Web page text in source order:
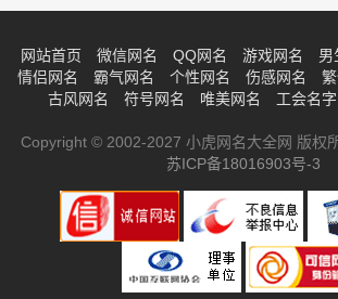
网站首页 微信网名 QQ网名 游戏网名 男
情侣网名
霸气网名 个性网名 伤感网名
古风网名
符号网名 唯美网名 工会名字
Copyright © 2002-2027 小虎网名大全网 版权
苏ICP备18016903号-3